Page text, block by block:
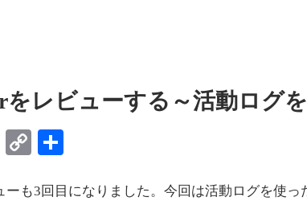
をレビューする～活動ログ
LineCopy
ーも3回目になりました。今回は活動ログを使